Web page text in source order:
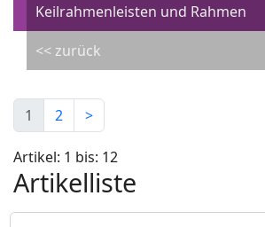
Keilrahmenleisten und Rahmen
<< zurück
1 2 >
Artikel: 1 bis: 12
Artikelliste